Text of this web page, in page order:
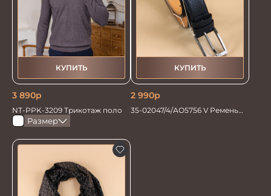
КУПИТЬ
3 890р
NT-PPK-3209 Трикотаж поло
КУПИТЬ
2 990р
35-02047/4/АО5756 V Ремень
Размер